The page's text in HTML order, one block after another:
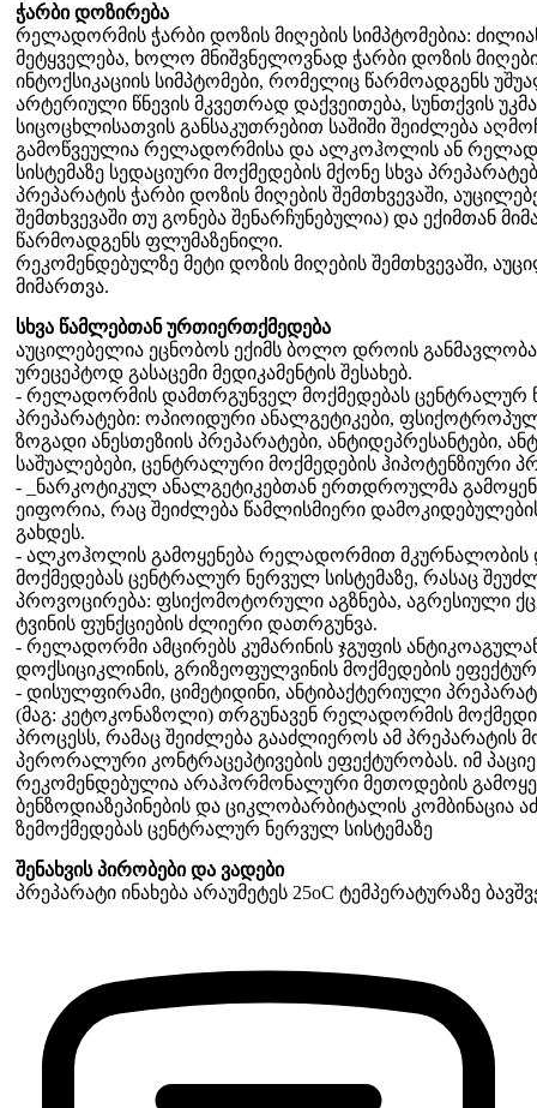
ჭარბი დოზირება
რელადორმის ჭარბი დოზის მიღების სიმპტომებია:
მეტყველება, ხოლო მნიშვნელოვნად ჭარბი დოზის
ინტოქსიკაციის სიმპტომები, რომელიც წარმოადგენს
არტერიული წნევის მკვეთრად დაქვეითება, სუნთქვის
სიცოცხლისათვის განსაკუთრებით საშიში შეიძლება
გამოწვეულია რელადორმისა და ალკოჰოლის ან
სისტემაზე სედაციური მოქმედების მქონე სხვა
პრეპარატის ჭარბი დოზის მიღების შემთხვევაში,
შემთხვევაში თუ გონება შენარჩუნებულია) და ექიმთან
წარმოადგენს ფლუმაზენილი.
რეკომენდებულზე მეტი დოზის მიღების შემთხვევაში,
მიმართვა.
სხვა წამლებთან ურთიერთქმედება
აუცილებელია ეცნობოს ექიმს ბოლო დროის
ურეცეპტოდ გასაცემი მედიკამენტის შესახებ.
- რელადორმის დამთრგუნველ მოქმედებას ცენტრალურ
პრეპარატები: ოპიოიდური ანალგეტიკები,
ზოგადი ანესთეზიის პრეპარატები, ანტიდეპრესანტები,
საშუალებები, ცენტრალური მოქმედების ჰიპოტენზიური
- _ნარკოტიკულ ანალგეტიკებთან ერთდროულმა
ეიფორია, რაც შეიძლება წამლისმიერი
გახდეს.
- ალკოჰოლის გამოყენება რელადორმით მკურნალობის
მოქმედებას ცენტრალურ ნერვულ სისტემაზე, რასაც
პროვოცირება: ფსიქომოტორული აგზნება, აგრესიული
ტვინის ფუნქციების ძლიერი დათრგუნვა.
- რელადორმი ამცირებს კუმარინის ჯგუფის
დოქსიციკლინის, გრიზეოფულვინის მოქმედების
- დისულფირამი, ციმეტიდინი, ანტიბაქტერიული
(მაგ: კეტოკონაზოლი) თრგუნავენ რელადორმის
პროცესს, რამაც შეიძლება გააძლიეროს ამ პრეპარატის
პერორალური კონტრაცეპტივების ეფექტურობას. იმ
რეკომენდებულია არაჰორმონალური მეთოდების
ბენზოდიაზეპინების და ციკლობარბიტალის კომბინაცია
ზემოქმედებას ცენტრალურ ნერვულ სისტემაზე
შენახვის პირობები და ვადები
პრეპარატი ინახება არაუმეტეს 25oC ტემპერატურაზე